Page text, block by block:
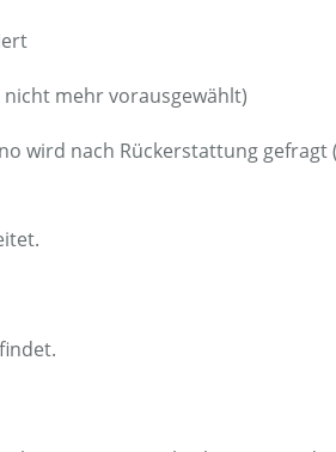
mehr vorausgewählt)
wird nach Rückerstattung gefragt